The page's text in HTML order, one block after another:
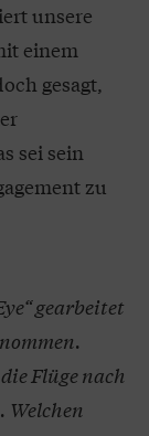
unsere
einem
gesagt,
sei sein
zu
gearbeitet
Flüge nach
Welchen